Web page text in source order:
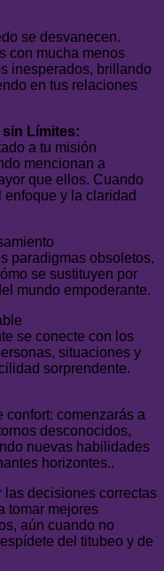
se desvanecen.
con mucha menos
inesperados, brillando
en tus relaciones
Límites:
a tu misión
mencionan a
que ellos. Cuando
enfoque y la claridad
paradigmas obsoletos,
se sustituyen por
mundo empoderante.
se conecte con los
situaciones y
sorprendente.
confort: comenzarás a
desconocidos,
nuevas habilidades
horizontes..
las decisiones correctas
tomar mejores
aún cuando no
del titubeo y de